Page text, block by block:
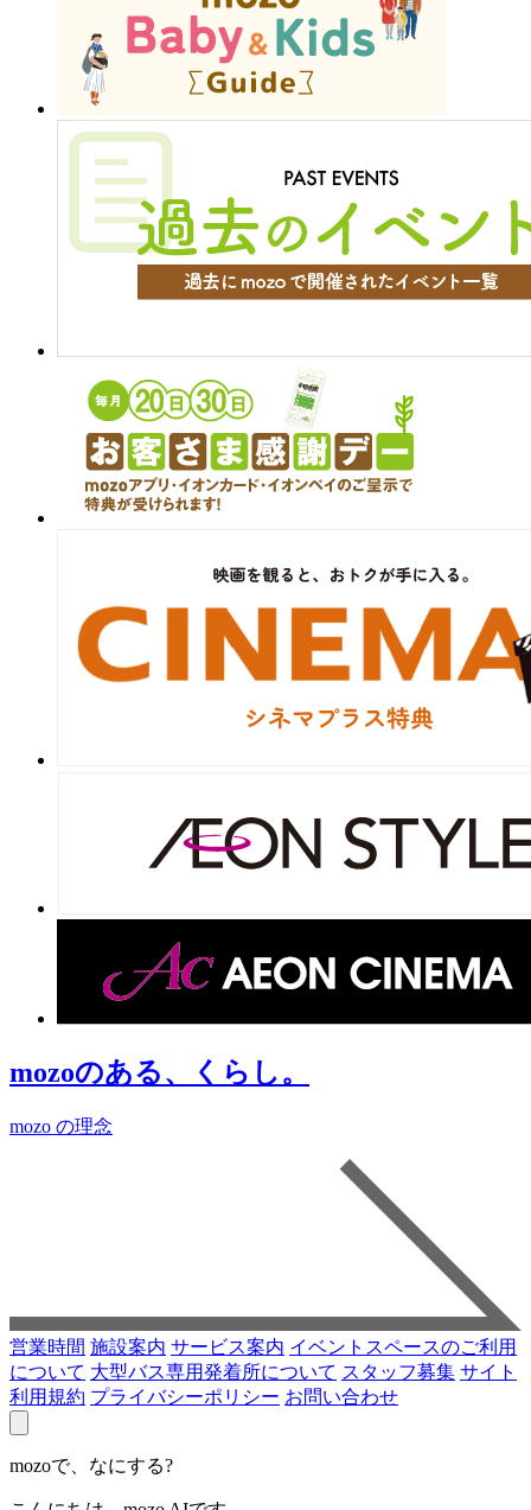
mozoのある、くらし。
mozo の理念
営業時間 施設案内 サービス案内 イベントスペースのご利用
について 大型バス専用発着所について スタッフ募集 サイト
利用規約 プライバシーポリシー お問い合わせ
mozoで、なにする?